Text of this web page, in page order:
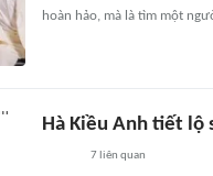
hoàn hảo, mà là tìm một
Hà Kiều Anh tiết lộ
7 liên quan